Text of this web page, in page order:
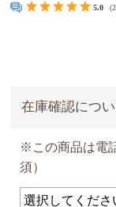
5.0
在庫確認につ
※この商品は電
須）